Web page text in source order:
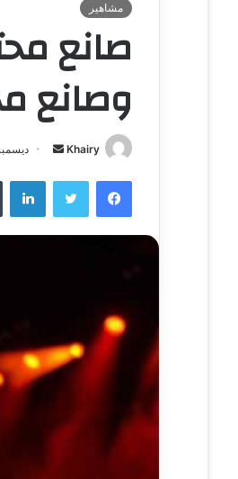
مشاهير
صانع
وصانع
Khairy
أ
ل
ب
إ
ل
ر
ديسمبر 2,
فيسبوك تويتر لينكدإن